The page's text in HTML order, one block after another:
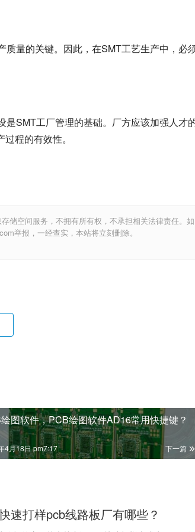
质量的关键。因此，在SMT工艺生产中，必
SMT工厂管理的基础。厂方应该加强人才
程的有效性。
储空间服务，不拥有所有权，不承担相关法律责任。如
举报，一经查实，本站将立刻删除。
图软件，PCB绘图软件AD16常用快捷键？
下一篇
4月18日 pm7:17
速打样pcb线路板厂有哪些？